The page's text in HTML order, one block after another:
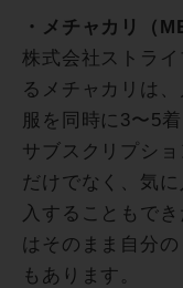
・メチャカリ（
株式会社ストラ
るメチャカリは
服を同時に3〜5
サブスクリプシ
だけでなく、気
入することもで
はそのまま自分
もあります。